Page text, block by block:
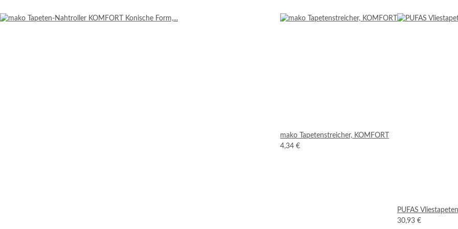
mako Tapetenstreicher, KOMFORT
4,34 €
PUFAS
30,93 €